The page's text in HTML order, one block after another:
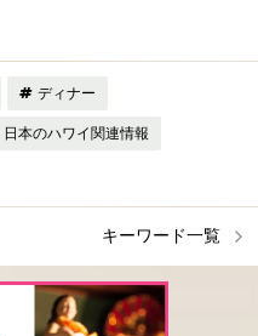
ディナー
日本のハワイ関連情報
キーワード一覧